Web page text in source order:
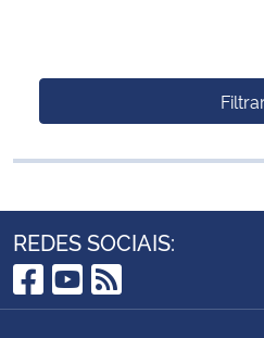
REDES SOCIAIS:
Facebook
YouTube
RSS